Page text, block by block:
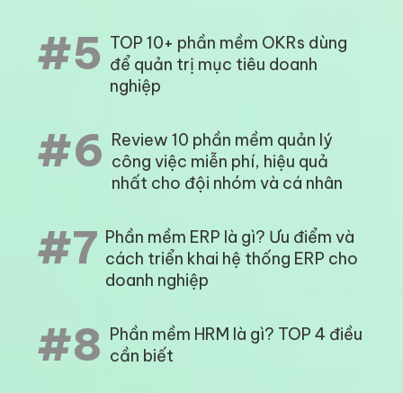
#5 TOP 10+ phần mềm OKRs dùng
để quản trị mục tiêu doanh
nghiệp
#6 Review 10 phần mềm quản lý
công việc miễn phí, hiệu quả
nhất cho đội nhóm và cá nhân
#7 Phần mềm ERP là gì? Ưu điểm và
cách triển khai hệ thống ERP cho
doanh nghiệp
#8 Phần mềm HRM là gì? TOP 4 điều
cần biết